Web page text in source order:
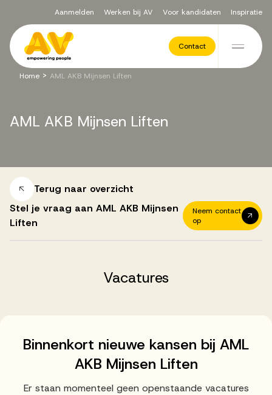
Ga naar de inhoud
Aanmelden Werken bij AV Voor kandidaten Inspiratie
Contact
Voor opdrachtgevers
Recruitment Services
Vacatures
Successen
Succesverhalen
Home > AML AKB Mijnsen Liften
AML AKB Mijnsen Liften
Terug naar overzicht
Stel je vraag aan AML AKB Mijnsen
Liften
Neem contact
op
Vacatures
Binnenkort nieuwe kansen bij AML
AKB Mijnsen Liften
Er staan momenteel geen openstaande vacatures